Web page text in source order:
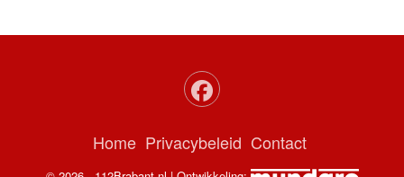
Home Privacybeleid Contact